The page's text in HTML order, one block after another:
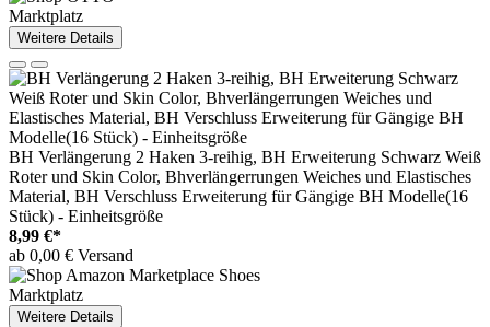
Marktplatz
Weitere Details
BH Verlängerung 2 Haken 3-reihig, BH Erweiterung Schwarz Weiß
Roter und Skin Color, Bhverlängerrungen Weiches und Elastisches
Material, BH Verschluss Erweiterung für Gängige BH Modelle(16
Stück) - Einheitsgröße
8,99 €*
ab 0,00 € Versand
Marktplatz
Weitere Details